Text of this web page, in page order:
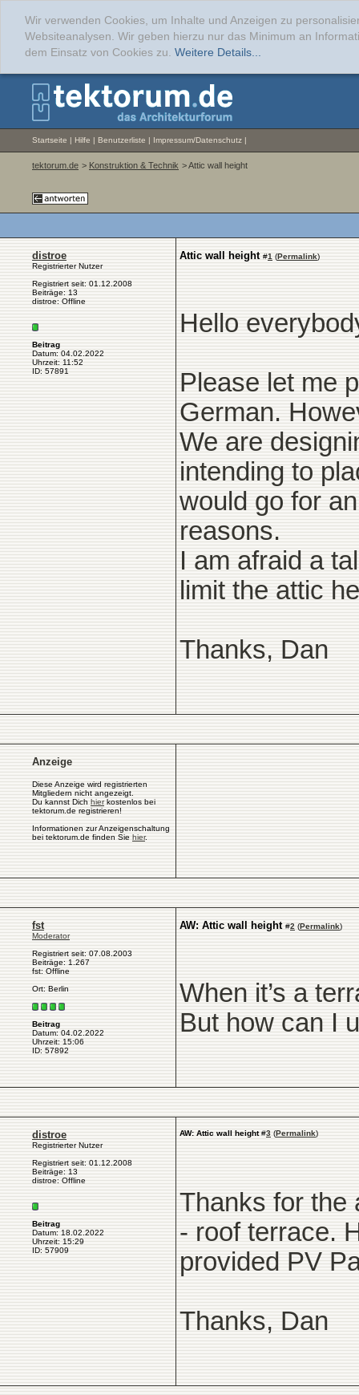
Wir verwenden Cookies, um Inhalte und Anzeigen zu
Websiteanalysen. Wir geben hierzu nur das Minimum an
dem Einsatz von Cookies zu. Weitere Details...
Startseite | Hilfe | Benutzerliste | Impressum/Datenschutz |
tektorum.de > Konstruktion & Technik > Attic wall height
distroe
Registrierter Nutzer
Registriert seit: 01.12.2008
Beiträge: 13
distroe: Offline
Beitrag
Datum: 04.02.2022
Uhrzeit: 11:52
ID: 57891
Attic wall height #1 (Permalink)
Hello
Please let me
German.
We are
intending to
would go for
reasons.
I am afraid a
limit the attic
Thanks, Dan
Anzeige
Diese Anzeige wird registrierten
Mitgliedern nicht angezeigt.
Du kannst Dich hierkostenlos bei
tektorum.de registrieren!
Informationen zur Anzeigenschaltung
bei tektorum.de finden Sie hier.
fst
Moderator
Registriert seit: 07.08.2003
Beiträge: 1.267
fst: Offline
Ort: Berlin
Beitrag
Datum: 04.02.2022
Uhrzeit: 15:06
ID: 57892
AW: Attic wall height #2 (Permalink)
When it’s a
But how can I
distroe
Registrierter Nutzer
Registriert seit: 01.12.2008
Beiträge: 13
distroe: Offline
Beitrag
Datum: 18.02.2022
Uhrzeit: 15:29
ID: 57909
AW: Attic wall height#3 (Permalink)
Thanks for the
- roof terrace.
provided PV
Thanks, Dan